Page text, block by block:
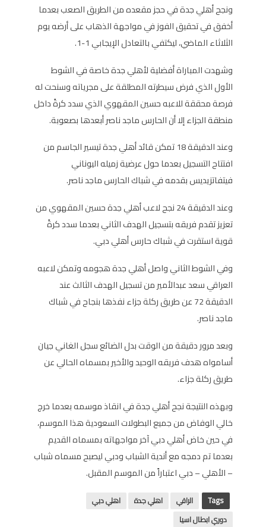
ونجح أهلي جدة في حجز مقعده من الطريق الصعب بعدما
أخفق في تحقيق الفوز في مواجهة الذهاب على أرضه يوم
الثلاثاء الماضي، ليكتفي بالتعادل الإيجابي 1-1.
وشهدت المباراة أفضلية لأهلي جدة خاصة في الشوط
الأول الذي فرض سيطرته المطلقة على مجرياته وسنحت له
فرصة محققة للاعبه حسين المقهوي الذي سدد كرةً داخل
منطقة الجزاء إلا أن الحارس ماجد ناصر أبعدها بصعوبة.
وعند الدقيقة 18 تمكن قائد أهلي جدة تيسير الجاسم من
افتتاح التسجيل بعدما حول عرضية زميله اليوناني
فيتفاتزيديس بقدمه في شباك الحارس ماجد ناصر.
وعند الدقيقة 24 نجح لاعب أهلي جدة حسين المقهوي من
تعزيز تقدم فريقه بتسجيل الهدف الثاني بعدما سدد كرةً
قوية استقرت في شباك حارس أهلي دبي.
وفي الشوط الثاني واصل أهلي جدة هجومه وتمكن لاعبه
العراقي سعد عبدالأمير من تسجيل الهدف الثالث عند
الدقيقة 72 عن طريق ركلة جزاء نفذها بنجاح في شباك
ماجد ناصر.
وبعد مرور دقيقة من الوقت بدل الضائع سجل الغاني جيان
أسامواه هدف فريقه الوحيد والأخير بمسماه الحالي عن
طريق ركلة جزاء.
وبهذه النتيجة نجح أهلي جدة في انقاذ موسمه بعدما خرج
خالي الوفاض من جميع البطولات السعودية هذا الموسم،
في حين خاض أهلي دبي آخر مواجهاته بمسماه القديم
بعدما تم دمجه مع أندية الشباب ودبي ليصبح مسماه شباب
– الأهلي – دبي اعتباراً من الموسم المقبل.
Tags الراقي اهلي جدة
اهلي دبي
دوري ابطال اسيا